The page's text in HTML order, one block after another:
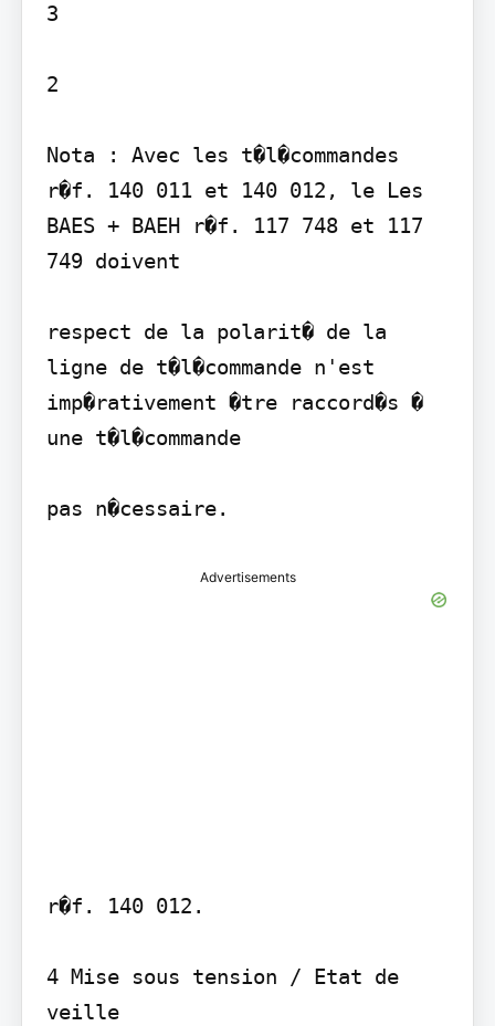
3
2
Nota : Avec les t�l�commandes
r�f. 140 011 et 140 012, le Les
BAES + BAEH r�f. 117 748 et 117
749 doivent
respect de la polarit� de la
ligne de t�l�commande n'est
imp�rativement �tre raccord�s �
une t�l�commande
Advertisements
r�f. 140 012.
4 Mise sous tension / Etat de
veille